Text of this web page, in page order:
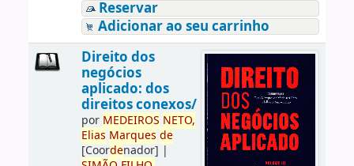
Reservar
Adicionar ao seu carrinho
Direito dos
negócios
aplicado: dos
direitos conexos/
por MEDEIROS NETO,
Elias Marques de
[Coordenador] |